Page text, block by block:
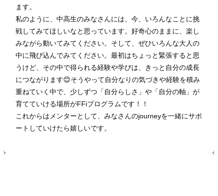
ます。
私のように、中高生のみなさんには、今、いろんなことに挑
戦してみてほしいなと思っています。好奇心のままに、楽し
みながら動いてみてください。そして、ぜひいろんな大人の
中に飛び込んでみてください。最初はちょっと緊張すると思
うけど、その中で得られる経験や学びは、きっと自分の成長
につながります😊そうやって自分なりの気づきや経験を積み
重ねていく中で、少しずつ「自分らしさ」や「自分の軸」が
育てていける場所がFFiプログラムです！！
これからはメンターとして、みなさんのjourneyを一緒にサポ
ートしていけたら嬉しいです。